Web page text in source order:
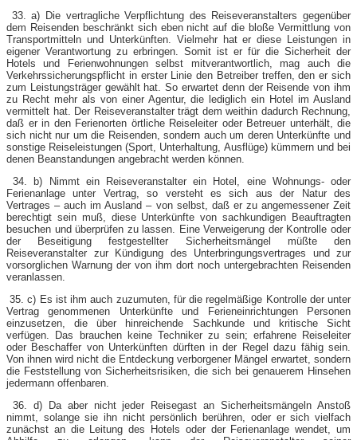
33. a) Die vertragliche Verpflichtung des Reiseveranstalters gegenüber
dem Reisenden beschränkt sich eben nicht auf die bloße Vermittlung von
Transportmitteln und Unterkünften. Vielmehr hat er diese Leistungen in
eigener Verantwortung zu erbringen. Somit ist er für die Sicherheit der
Hotels und Ferienwohnungen selbst mitverantwortlich, mag auch die
Verkehrssicherungspflicht in erster Linie den Betreiber treffen, den er sich
zum Leistungsträger gewählt hat. So erwartet denn der Reisende von ihm
zu Recht mehr als von einer Agentur, die lediglich ein Hotel im Ausland
vermittelt hat. Der Reiseveranstalter trägt dem weithin dadurch Rechnung,
daß er in den Ferienorten örtliche Reiseleiter oder Betreuer unterhält, die
sich nicht nur um die Reisenden, sondern auch um deren Unterkünfte und
sonstige Reiseleistungen (Sport, Unterhaltung, Ausflüge) kümmern und bei
denen Beanstandungen angebracht werden können.
34. b) Nimmt ein Reiseveranstalter ein Hotel, eine Wohnungs- oder
Ferienanlage unter Vertrag, so versteht es sich aus der Natur des
Vertrages – auch im Ausland – von selbst, daß er zu angemessener Zeit
berechtigt sein muß, diese Unterkünfte von sachkundigen Beauftragten
besuchen und überprüfen zu lassen. Eine Verweigerung der Kontrolle oder
der Beseitigung festgestellter Sicherheitsmängel müßte den
Reiseveranstalter zur Kündigung des Unterbringungsvertrages und zur
vorsorglichen Warnung der von ihm dort noch untergebrachten Reisenden
veranlassen.
35. c) Es ist ihm auch zuzumuten, für die regelmäßige Kontrolle der unter
Vertrag genommenen Unterkünfte und Ferieneinrichtungen Personen
einzusetzen, die über hinreichende Sachkunde und kritische Sicht
verfügen. Das brauchen keine Techniker zu sein; erfahrene Reiseleiter
oder Beschaffer von Unterkünften dürften in der Regel dazu fähig sein.
Von ihnen wird nicht die Entdeckung verborgener Mängel erwartet, sondern
die Feststellung von Sicherheitsrisiken, die sich bei genauerem Hinsehen
jedermann offenbaren.
36. d) Da aber nicht jeder Reisegast an Sicherheitsmängeln Anstoß
nimmt, solange sie ihn nicht persönlich berühren, oder er sich vielfach
zunächst an die Leitung des Hotels oder der Ferienanlage wendet, um